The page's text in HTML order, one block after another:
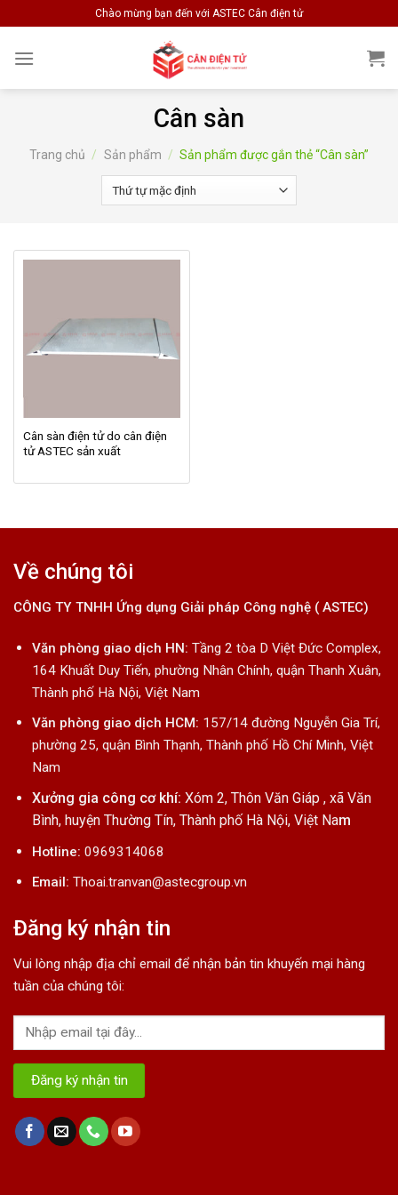
to
content
Chào mừng bạn đến với ASTEC Cân điện tử
Cân sàn
Trang chủ / Sản phẩm / Sản phẩm được gắn thẻ “Cân sàn”
Cân sàn điện tử do cân điện
tử ASTEC sản xuất
Về chúng tôi
CÔNG TY TNHH Ứng dụng Giải pháp Công nghệ ( ASTEC)
Văn phòng giao dịch HN: Tầng 2 tòa D Việt Đức Complex,
164 Khuất Duy Tiến, phường Nhân Chính, quận Thanh Xuân,
Thành phố Hà Nội, Việt Nam
Văn phòng giao dịch HCM: 157/14 đường Nguyễn Gia Trí,
phường 25, quận Bình Thạnh, Thành phố Hồ Chí Minh, Việt
Nam
Xưởng gia công cơ khí: Xóm 2, Thôn Văn Giáp , xã Văn
Bình, huyện Thường Tín, Thành phố Hà Nội, Việt Nam
Hotline: 0969314068
Email: Thoai.tranvan@astecgroup.vn
Đăng ký nhận tin
Vui lòng nhập địa chỉ email để nhận bản tin khuyến mại hàng
tuần của chúng tôi: